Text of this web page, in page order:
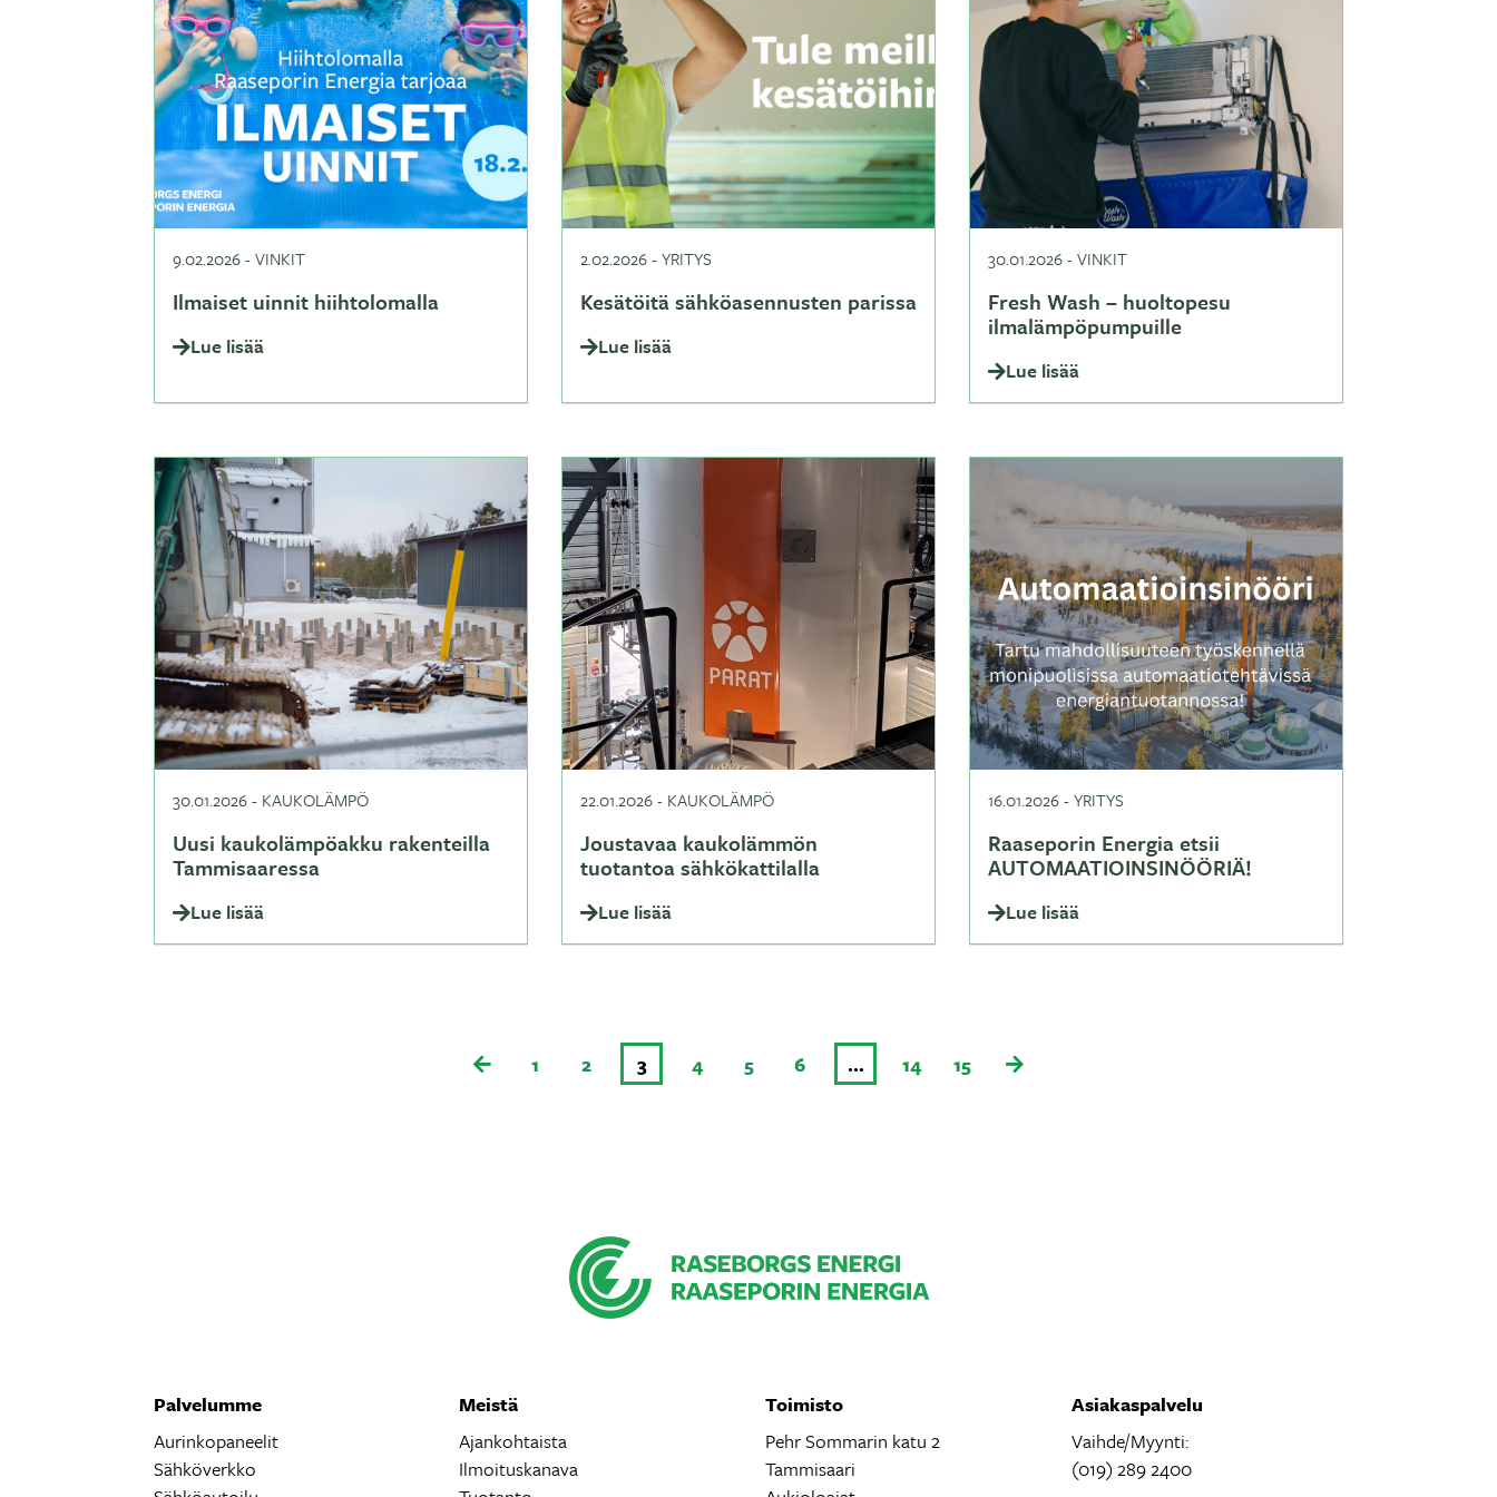
9.02.2026-VINKIT
Ilmaiset uinnit hiihtolomalla
Lue lisää
2.02.2026-YRITYS
Kesätöitä sähköasennusten parissa
Lue lisää
30.01.2026-VINKIT
Fresh Wash – huoltopesu
ilmalämpöpumpuille
Lue lisää
30.01.2026- KAUKOLÄMPÖ
Uusi kaukolämpöakku rakenteilla
Tammisaaressa
Lue lisää
22.01.2026- KAUKOLÄMPÖ
Joustavaa kaukolämmön
tuotantoa sähkökattilalla
Lue lisää
16.01.2026-YRITYS
Raaseporin Energia etsii
AUTOMAATIOINSINÖÖRIÄ!
Lue lisää
1 2 3 4 5 6 … 14 15
Palvelumme
Aurinkopaneelit
Sähköverkko
Meistä
Ajankohtaista
Ilmoituskanava
Toimisto
Pehr Sommarin katu 2
Tammisaari
Asiakaspalvelu
Vaihde/Myynti:
(019) 289 2400